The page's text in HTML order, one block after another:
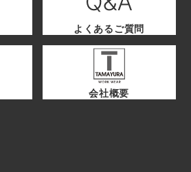
よくあるご質問
会社概要